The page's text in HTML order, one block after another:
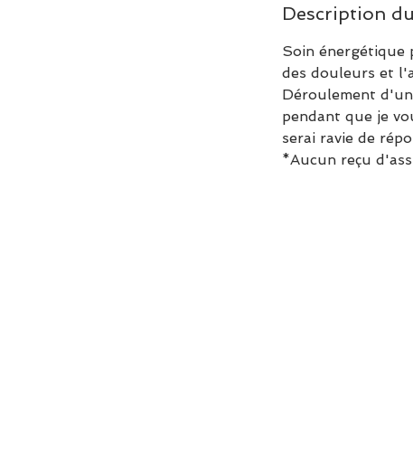
Description
Soin énergétique
des douleurs et
Déroulement
pendant que je
serai ravie de